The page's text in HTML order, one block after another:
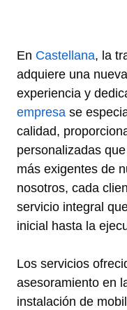
En Castellana, la
adquiere una
experiencia y
empresa se
calidad,
personalizadas
más exigentes de
nosotros, cada
servicio integral
inicial hasta la
Los servicios
asesoramiento en
instalación de